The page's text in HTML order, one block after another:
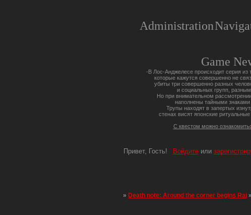
Administration
Game
-В Лос-Анджелесе происходит серия из
которые кажутся совершенно не
убиты три совершенно разных
и социальных групп,
Но при внимательном
наполнены тайными
Трупы находят в запертых
стенах висят японские ритуальные
С квестом можно
Привет, Гость! Войдитеили
»Death note: Around the corner begins Rai